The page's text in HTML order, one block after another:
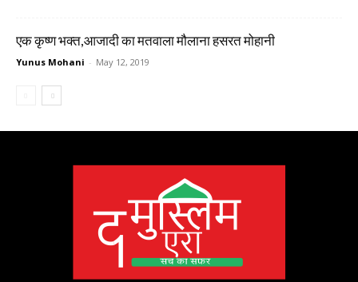
एक कृष्ण भक्त,आजादी का मतवाला मौलाना हसरत मोहानी
Yunus Mohani - May 12, 2019